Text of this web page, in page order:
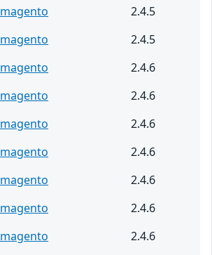
magento
2.4.5
magento
2.4.5
magento
2.4.6
magento
2.4.6
magento
2.4.6
magento
2.4.6
magento
2.4.6
magento
2.4.6
magento
2.4.6